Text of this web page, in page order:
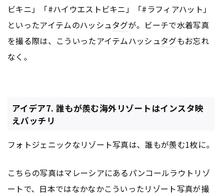
ビキニ」「#ハイウエストビキニ」「#ラフィアハット」
といったアイテムのハッシュタグが。ビーチで水着写真
を撮る際は、こういったアイテムハッシュタグもお忘れ
なく。
アイデア7. 誰もが羨む海外リゾートはインスタ映
えバッチリ
フォトジェニックなリゾート写真は、誰もが羨む1枚に。
こちらの写真はマレーシアにあるパンコールラウトリゾ
ートで、日本ではなかなかこういったリゾート写真が撮